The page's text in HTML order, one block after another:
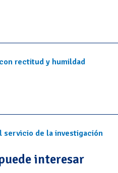
rectitud y humildad
servicio de la investigación
interesar